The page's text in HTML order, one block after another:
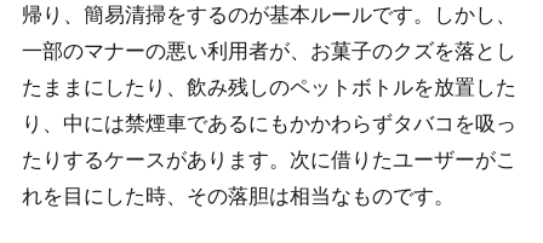
帰り、簡易清掃をするのが基本ルールです。しかし、
一部のマナーの悪い利用者が、お菓子のクズを落とし
たままにしたり、飲み残しのペットボトルを放置した
り、中には禁煙車であるにもかかわらずタバコを吸っ
たりするケースがあります。次に借りたユーザーがこ
れを目にした時、その落胆は相当なものです。